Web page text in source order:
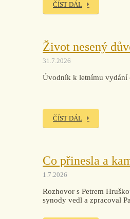
ČÍST DÁL
Život nesený
31.7.2026
Úvodník k letnímu vydání
ČÍST DÁL
Co přinesla a
1.7.2026
Rozhovor s Petrem
synody vedl a zpracoval